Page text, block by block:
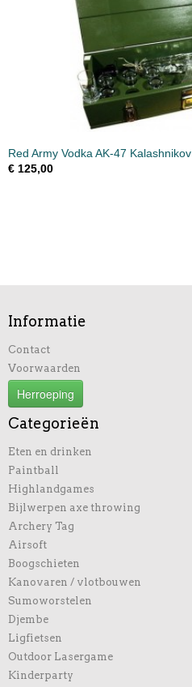
Red Army Vodka AK-47 Kalashnikov
€ 125,00
Informatie
Contact
Voorwaarden
Herroeping
Categorieën
Eten en drinken
Paintball
Highlandgames
Bijlwerpen axe throwing
Archery Tag
Airsoft
Boogschieten
Kanovaren / vlotbouwen
Sumoworstelen
Djembe
Ligfietsen
Outdoor Lasergame
Kinderparty